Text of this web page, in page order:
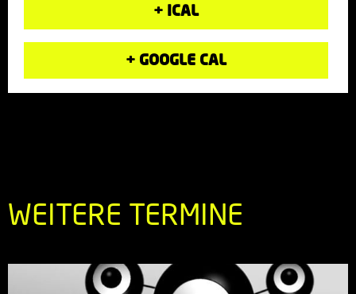
+ ICAL
+ GOOGLE CAL
WEITERE TERMINE